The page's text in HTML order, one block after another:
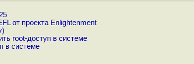
от проекта Enlightenment
root-доступ в системе
в системе